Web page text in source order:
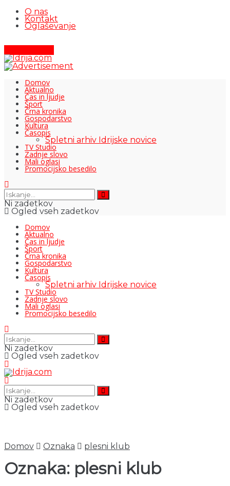
O nas
Kontakt
Oglaševanje
Domov
Aktualno
Čas in ljudje
Šport
Črna kronika
Gospodarstvo
Kultura
Časopis
Spletni arhiv Idrijske novice
TV Studio
Zadnje slovo
Mali oglasi
Promocijsko besedilo
Ni zadetkov
Ogled vseh zadetkov
Domov
Aktualno
Čas in ljudje
Šport
Črna kronika
Gospodarstvo
Kultura
Časopis
Spletni arhiv Idrijske novice
TV Studio
Zadnje slovo
Mali oglasi
Promocijsko besedilo
Ni zadetkov
Ogled vseh zadetkov
Ni zadetkov
Ogled vseh zadetkov
Domov Oznaka plesni klub
Oznaka: plesni klub